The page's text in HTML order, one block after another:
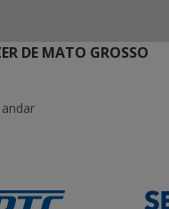
DE MATO GROSSO